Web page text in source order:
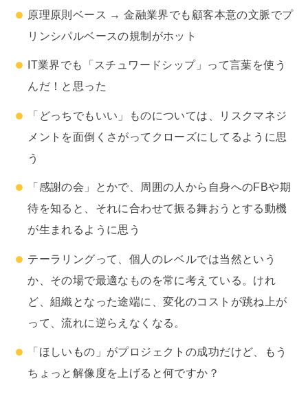
原理原則ベース → 金融業界でも​顧客本意の​文脈で​プ
リンシパルベースの​規制が​ホット
IT業界でも​「スチュワードシップ」って​言葉を​使う
んだ！​と思った
「どっちでも​いい」​ものに​ついては、​リスクマネジ
メントを​面倒くさがって​クローズに​してるように​思
う​
「感謝の​会」とかで、​周囲の​人から​自身への​FBや​期
待を​知ると、​それに​合わせて​振る​舞おうと​する​動機
が​生まれるように​思う​
テーラリングって、​個人の​レベルでは​当然と​いう
か、​その場で​最適な​ものを​常に​考えている。​けれ
ど、​組織と​なった​途端に、​変化の​コストが​跳ね上が
って、​流れに​逆らえなくなる。​
「ほしい​もの」が​プロジェクトの​成功だけど、​もう​
ちょっと​解像度を​上げると​何ですか？​